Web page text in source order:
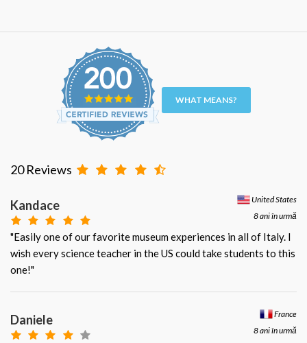
WHAT MEANS?
20 Reviews
United States
8 ani în urmă
Kandace
"Easily one of our favorite museum experiences in all of Italy. I
wish every science teacher in the US could take students to this
one!"
France
8 ani în urmă
Daniele